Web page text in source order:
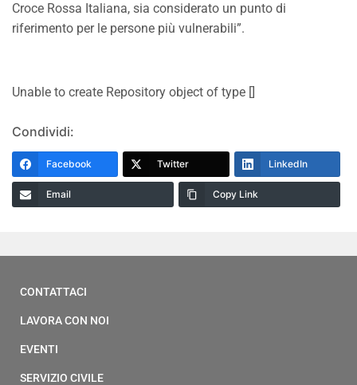
Croce Rossa Italiana, sia considerato un punto di
riferimento per le persone più vulnerabili”.
Unable to create Repository object of type []
Condividi:
Facebook Twitter LinkedIn
Email Copy Link
CONTATTACI
LAVORA CON NOI
EVENTI
SERVIZIO CIVILE